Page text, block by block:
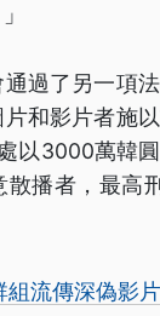
過了另一項
和影片者施
以3000萬韓
散播者，最高
組流傳深偽影